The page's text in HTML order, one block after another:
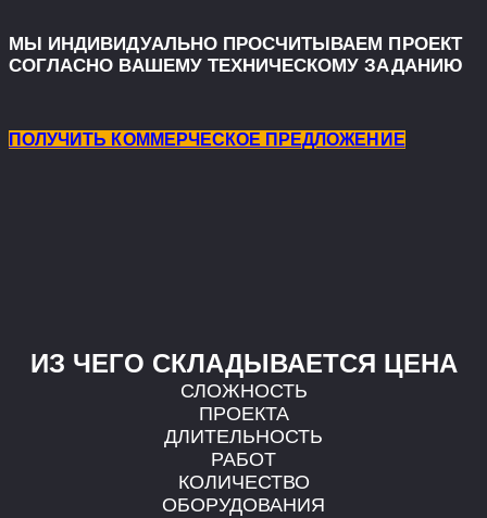
МЫ ИНДИВИДУАЛЬНО ПРОСЧИТЫВАЕМ ПРОЕКТ
СОГЛАСНО ВАШЕМУ ТЕХНИЧЕСКОМУ ЗАДАНИЮ
ПОЛУЧИТЬ КОММЕРЧЕСКОЕ ПРЕДЛОЖЕНИЕ
ИЗ ЧЕГО СКЛАДЫВАЕТСЯ ЦЕНА
СЛОЖНОСТЬ
ПРОЕКТА
ДЛИТЕЛЬНОСТЬ
РАБОТ
КОЛИЧЕСТВО
ОБОРУДОВАНИЯ